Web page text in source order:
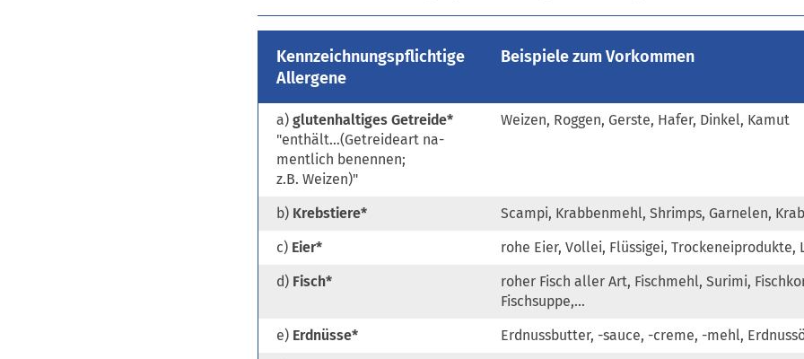
Kennzeichnungspflichtige
Allergene
Beispiele zum Vorkommen
a) glutenhaltiges Getreide*
"enthält…(Getreideart na-
mentlich benennen;
z.B. Weizen)"
Weizen, Roggen, Gerste, Hafer, Dinkel, Kamut
b) Krebstiere*
Scampi, Krabbenmehl, Shrimps, Garnelen,
c) Eier*
rohe Eier, Vollei, Flüssigei, Trockeneiprodukte,
d) Fisch*
roher Fisch aller Art, Fischmehl, Surimi,
Fischsuppe,...
e) Erdnüsse*
Erdnussbutter, -sauce, -creme, -mehl,